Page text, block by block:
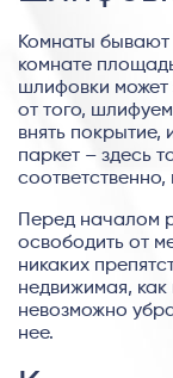
Комнаты
комнате
шлифовки может
от того,
внять покрытие,
паркет – здесь
Перед началом
освободить от
никаких
недвижимая,
невозможно
нее.